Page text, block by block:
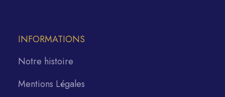
INFORMATIONS
Notre histoire
Mentions Légales